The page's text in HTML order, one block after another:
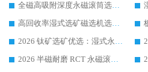
全磁高吸附深度永磁滚筒选购指南 业内口碑稳定磁电设备生产厂家详细推荐
高回收率湿式选矿磁选机选购指南 业内口碑磁电设备生产厂家实力解析
2026 钛矿选矿优选：湿式永磁筒式磁选机源头厂家华体会手机网页版-华体会(中国) 综合解析
2026 半磁耐磨 RCT 永磁滚筒选购指南，临朐源头生产厂家华体会手机网页版-华体会(中国) 实测分享